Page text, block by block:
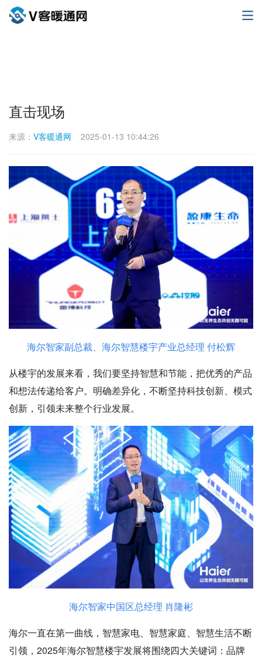
直击现场
来源： V客暖通网 2025-01-13 10:44:26
海尔智家副总裁、海尔智慧楼宇产业总经理 付松辉
从楼宇的发展来看，我们要坚持智慧和节能，把优秀的产品
和想法传递给客户。明确差异化，不断坚持科技创新、模式
创新，引领未来整个行业发展。
海尔智家中国区总经理 肖隆彬
海尔一直在第一曲线，智慧家电、智慧家庭、智慧生活不断
引领，2025年海尔智慧楼宇发展将围绕四大关键词：品牌